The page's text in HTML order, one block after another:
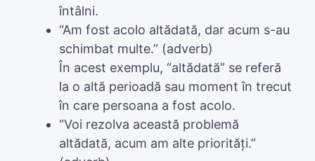
întâlni.
“Am fost acolo altădată, dar acum s-au
schimbat multe.” (adverb)
În acest exemplu, “altădată” se referă
la o altă perioadă sau moment în trecut
în care persoana a fost acolo.
“Voi rezolva această problemă
altădată, acum am alte priorități.”